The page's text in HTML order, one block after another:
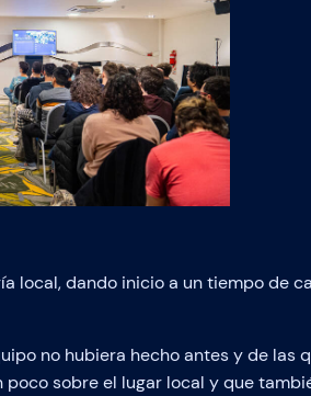
local, dando inicio a un tiempo de
no hubiera hecho antes y de las
sobre el lugar local y que